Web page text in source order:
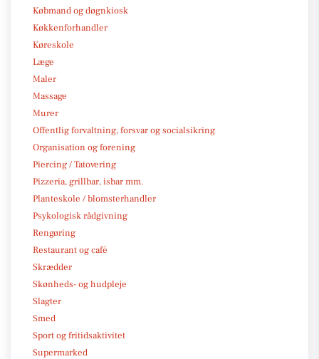
Købmand og døgnkiosk
Køkkenforhandler
Køreskole
Læge
Maler
Massage
Murer
Offentlig forvaltning, forsvar og socialsikring
Organisation og forening
Piercing / Tatovering
Pizzeria, grillbar, isbar mm.
Planteskole / blomsterhandler
Psykologisk rådgivning
Rengøring
Restaurant og café
Skrædder
Skønheds- og hudpleje
Slagter
Smed
Sport og fritidsaktivitet
Supermarked